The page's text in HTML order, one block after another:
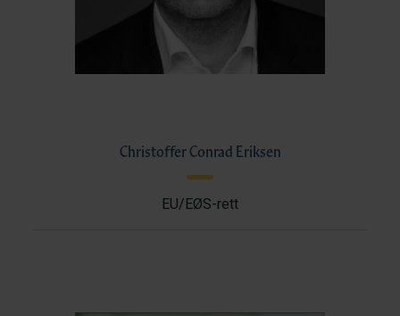
Christoffer Conrad Eriksen
EU/EØS-rett